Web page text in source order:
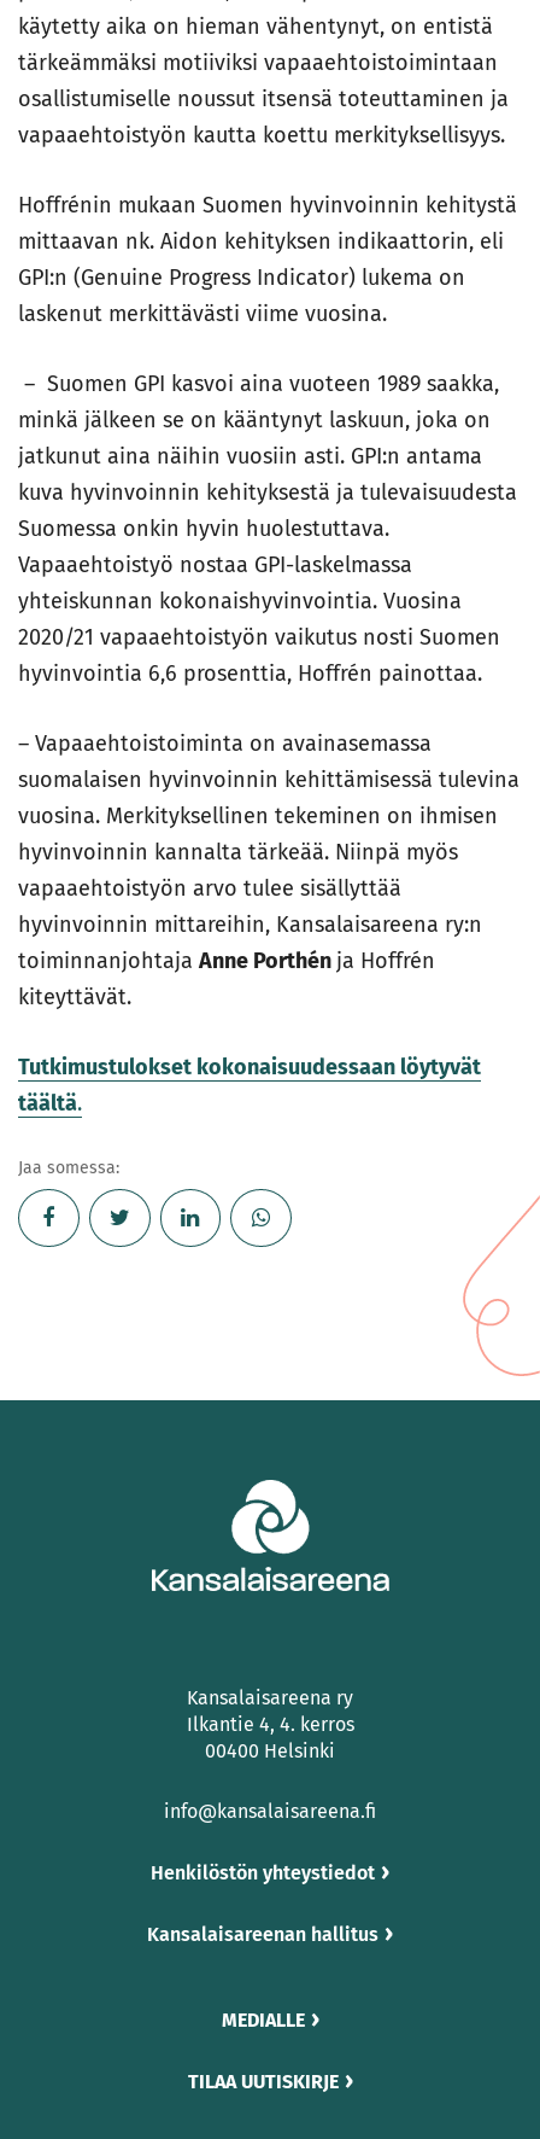
käytetty aika on hieman vähentynyt, on entistä
tärkeämmäksi motiiviksi vapaaehtoistoimintaan
osallistumiselle noussut itsensä toteuttaminen ja
vapaaehtoistyön kautta koettu merkityksellisyys.
Hoffrénin mukaan Suomen hyvinvoinnin kehitystä
mittaavan nk. Aidon kehityksen indikaattorin, eli
GPI:n (Genuine Progress Indicator) lukema on
laskenut merkittävästi viime vuosina.
– Suomen GPI kasvoi aina vuoteen 1989 saakka,
minkä jälkeen se on kääntynyt laskuun, joka on
jatkunut aina näihin vuosiin asti. GPI:n antama
kuva hyvinvoinnin kehityksestä ja tulevaisuudesta
Suomessa onkin hyvin huolestuttava.
Vapaaehtoistyö nostaa GPI-laskelmassa
yhteiskunnan kokonaishyvinvointia. Vuosina
2020/21 vapaaehtoistyön vaikutus nosti Suomen
hyvinvointia 6,6 prosenttia, Hoffrén painottaa.
– Vapaaehtoistoiminta on avainasemassa
suomalaisen hyvinvoinnin kehittämisessä tulevina
vuosina. Merkityksellinen tekeminen on ihmisen
hyvinvoinnin kannalta tärkeää. Niinpä myös
vapaaehtoistyön arvo tulee sisällyttää
hyvinvoinnin mittareihin, Kansalaisareena ry:n
toiminnanjohtaja Anne Porthén ja Hoffrén
kiteyttävät.
Tutkimustulokset kokonaisuudessaan löytyvät
täältä.
Jaa somessa:
Kansalaisareena ry
Ilkantie 4, 4. kerros
00400 Helsinki
info@kansalaisareena.fi
Henkilöstön yhteystiedot
Kansalaisareenan hallitus
MEDIALLE
TILAA UUTISKIRJE